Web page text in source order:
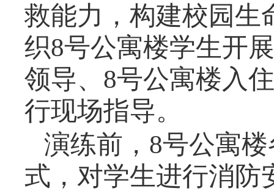
救能力，构建校园生
织8号公寓楼学生开
领导、 8号公寓楼入
行现场指导。
演练前， 8号公寓
式，对学生进行消防